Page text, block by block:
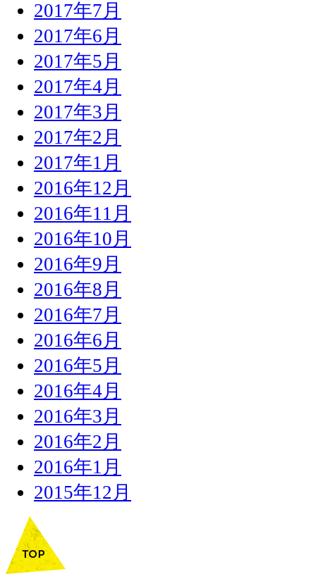
2017年7月
2017年6月
2017年5月
2017年4月
2017年3月
2017年2月
2017年1月
2016年12月
2016年11月
2016年10月
2016年9月
2016年8月
2016年7月
2016年6月
2016年5月
2016年4月
2016年3月
2016年2月
2016年1月
2015年12月